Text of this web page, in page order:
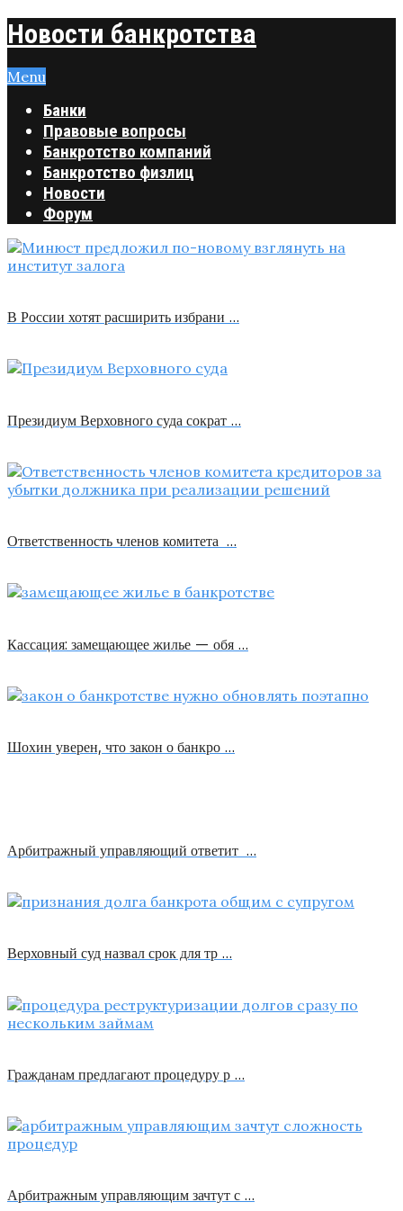
Новости банкротства
Menu
Банки
Правовые вопросы
Банкротство компаний
Банкротство физлиц
Новости
Форум
В России хотят расширить избрани …
Президиум Верховного суда сократ …
Ответственность членов комитета …
Кассация: замещающее жилье — обя …
Шохин уверен, что закон о банкро …
Арбитражный управляющий ответит …
Верховный суд назвал срок для тр …
Гражданам предлагают процедуру р …
Арбитражным управляющим зачтут с …